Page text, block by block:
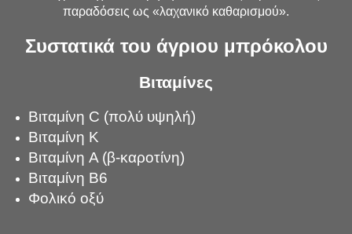
παραδόσεις ως «λαχανικό καθαρισμού».
Συστατικά του άγριου μπρόκολου
Βιταμίνες
Βιταμίνη C (πολύ υψηλή)
Βιταμίνη K
Βιταμίνη A (β-καροτίνη)
Βιταμίνη B6
Φολικό οξύ